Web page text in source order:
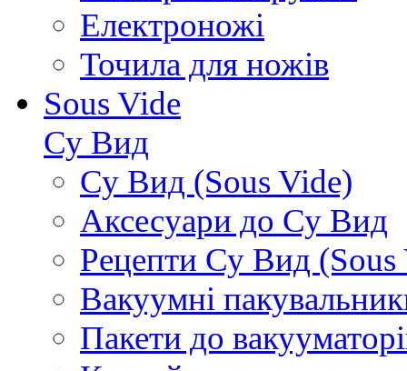
Електроножі
Точила для ножів
Sous Vide
Су Вид
Су Вид (Sous Vide)
Аксесуари до Су Вид
Рецепти Су Вид (Sous
Вакуумні
Пакети до